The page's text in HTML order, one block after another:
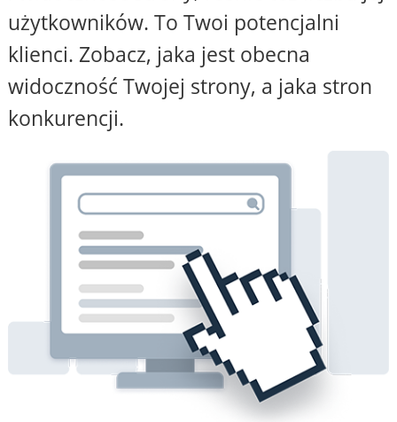
użytkowników. To Twoi potencjalni
klienci. Zobacz, jaka jest obecna
widoczność Twojej strony, a jaka stron
konkurencji.